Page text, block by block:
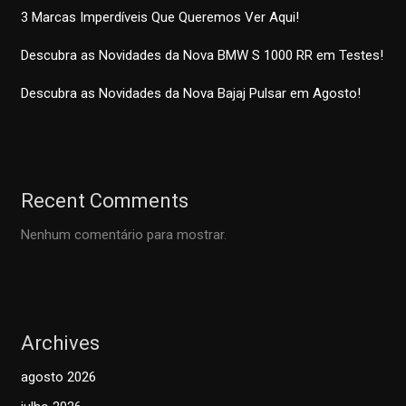
3 Marcas Imperdíveis Que Queremos Ver Aqui!
Descubra as Novidades da Nova BMW S 1000 RR em Testes!
Descubra as Novidades da Nova Bajaj Pulsar em Agosto!
Recent Comments
Nenhum comentário para mostrar.
Archives
agosto 2026